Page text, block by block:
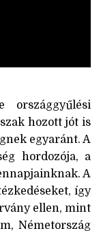
hozott jót is
egyaránt. A
hordozója, a
A
így
ellen, mint
Németország